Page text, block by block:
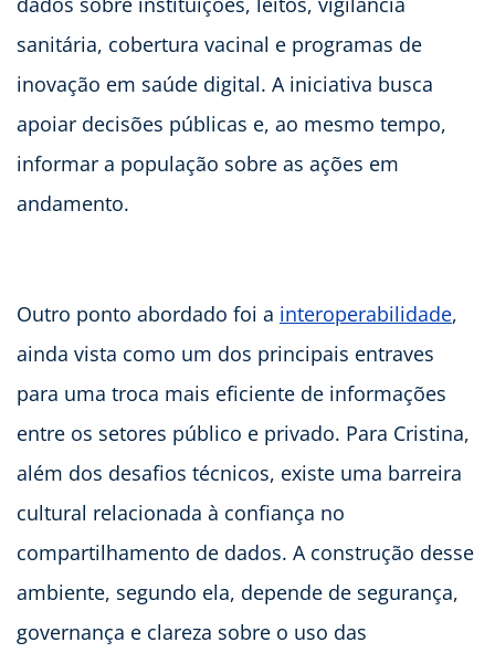
sanitária, cobertura vacinal e programas de
inovação em saúde digital. A iniciativa busca
apoiar decisões públicas e, ao mesmo tempo,
informar a população sobre as ações em
andamento.
Outro ponto abordado foi a interoperabilidade,
ainda vista como um dos principais entraves
para uma troca mais eficiente de informações
entre os setores público e privado. Para Cristina,
além dos desafios técnicos, existe uma barreira
cultural relacionada à confiança no
compartilhamento de dados. A construção desse
ambiente, segundo ela, depende de segurança,
governança e clareza sobre o uso das